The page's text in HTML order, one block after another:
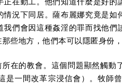
況下同居。薩布麗娜究竟是如
們會因這種姦淫的罪而找他
些地方，他們本可以隱匿身份
在的教會。這個問題顯然觸動
是一間改革宗浸信會）。牧師